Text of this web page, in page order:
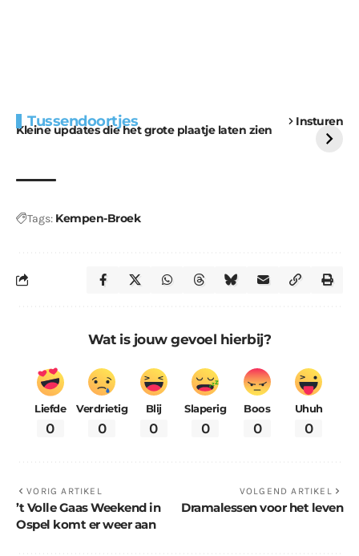
Tussendoortjes Insturen
Kleine updates die het grote plaatje laten zien
voor kabouters
uitdaging
Tags: Kempen-Broek
Wat is jouw gevoel hierbij?
Liefde
0
Verdrietig
0
Blij
0
Slaperig
0
Boos
0
Uhuh
0
VORIG ARTIKEL
’t Volle Gaas Weekend in
Ospel komt er weer aan
VOLGEND ARTIKEL
Dramalessen voor het leven